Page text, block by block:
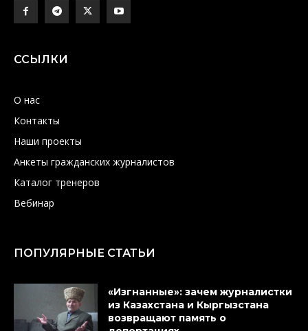
ССЫЛКИ
О нас
Контакты
Наши проекты
Анкеты гражданских журналистов
Каталог тренеров
Вебинар
ПОПУЛЯРНЫЕ СТАТЬИ
«Изгнанные»: зачем журналистки
из Казахстана и Кыргызстана
возвращают память о